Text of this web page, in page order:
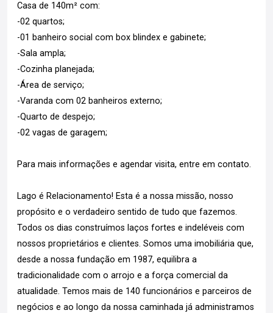
Casa de 140m² com:
-02 quartos;
-01 banheiro social com box blindex e gabinete;
-Sala ampla;
-Cozinha planejada;
-Área de serviço;
-Varanda com 02 banheiros externo;
-Quarto de despejo;
-02 vagas de garagem;
Para mais informações e agendar visita, entre em contato.
Lago é Relacionamento! Esta é a nossa missão, nosso
propósito e o verdadeiro sentido de tudo que fazemos.
Todos os dias construímos laços fortes e indeléveis com
nossos proprietários e clientes. Somos uma imobiliária que,
desde a nossa fundação em 1987, equilibra a
tradicionalidade com o arrojo e a força comercial da
atualidade. Temos mais de 140 funcionários e parceiros de
negócios e ao longo da nossa caminhada já administramos